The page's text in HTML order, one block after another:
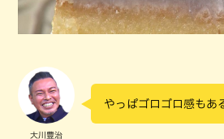
大川豊治
やっぱゴロゴロ感もあ